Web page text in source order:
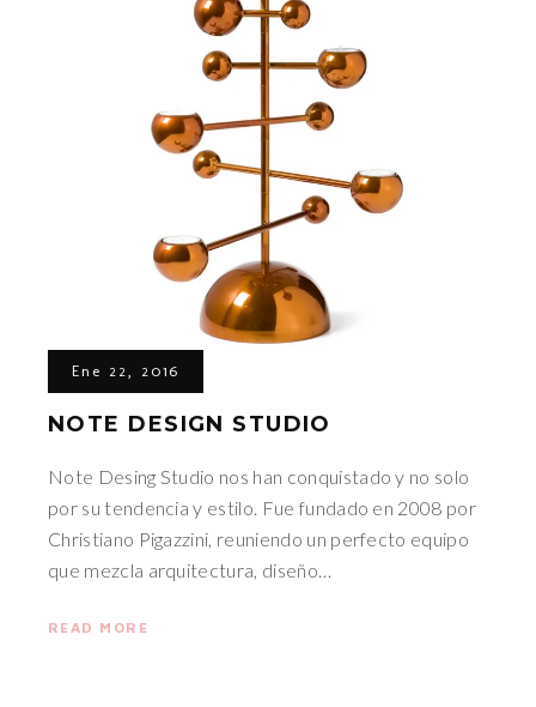
Ene 22, 2016
NOTE DESIGN STUDIO
Note Desing Studio nos han conquistado y no solo
por su tendencia y estilo. Fue fundado en 2008 por
Christiano Pigazzini, reuniendo un perfecto equipo
que mezcla arquitectura, diseño…
READ MORE